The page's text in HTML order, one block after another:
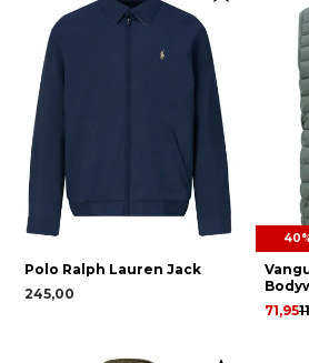
Polo Ralph Lauren Jack
245,00
71,95